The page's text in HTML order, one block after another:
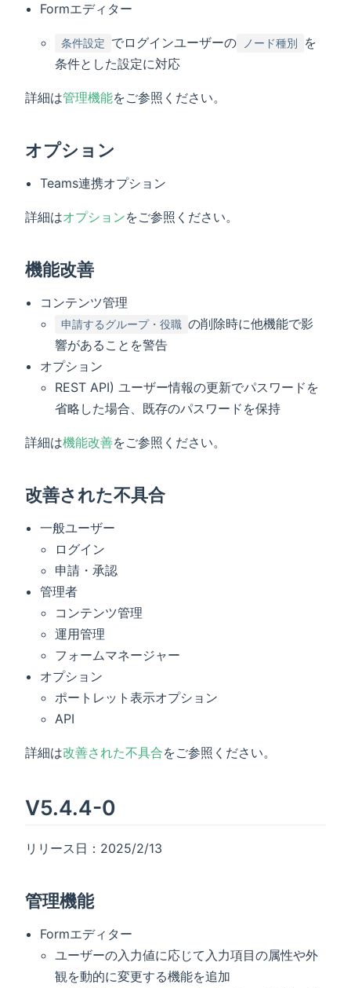
Formエディター
条件設定 でログインユーザーの ノード種別
を
条件とした設定に対応
詳細は管理機能をご参照ください。
オプション
Teams連携オプション
詳細はオプションをご参照ください。
機能改善
コンテンツ管理
申請するグループ・役職 の削除時に他機能で影
響があることを警告
オプション
REST API) ユーザー情報の更新でパスワードを
省略した場合、既存のパスワードを保持
詳細は機能改善をご参照ください。
改善された不具合
一般ユーザー
ログイン
申請・承認
管理者
コンテンツ管理
運用管理
フォームマネージャー
オプション
ポートレット表示オプション
API
詳細は改善された不具合をご参照ください。
V5.4.4-0
リリース日：2025/2/13
管理機能
Formエディター
ユーザーの入力値に応じて入力項目の属性や外
観を動的に変更する機能を追加